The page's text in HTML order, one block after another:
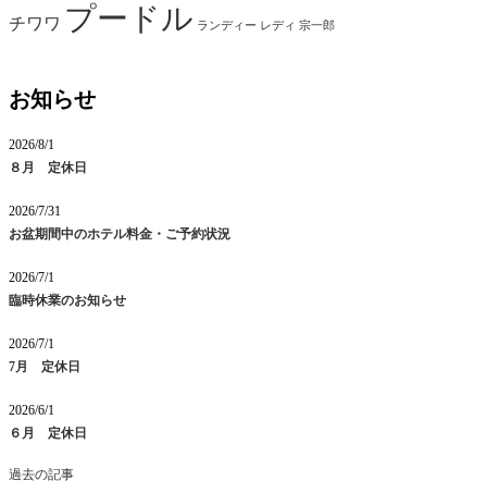
チワワ プードル ランディー レディ 宗一郎
お知らせ
2026/8/1
８月 定休日
2026/7/31
お盆期間中のホテル料金・ご予約状況
2026/7/1
臨時休業のお知らせ
2026/7/1
7月 定休日
2026/6/1
６月 定休日
過去の記事